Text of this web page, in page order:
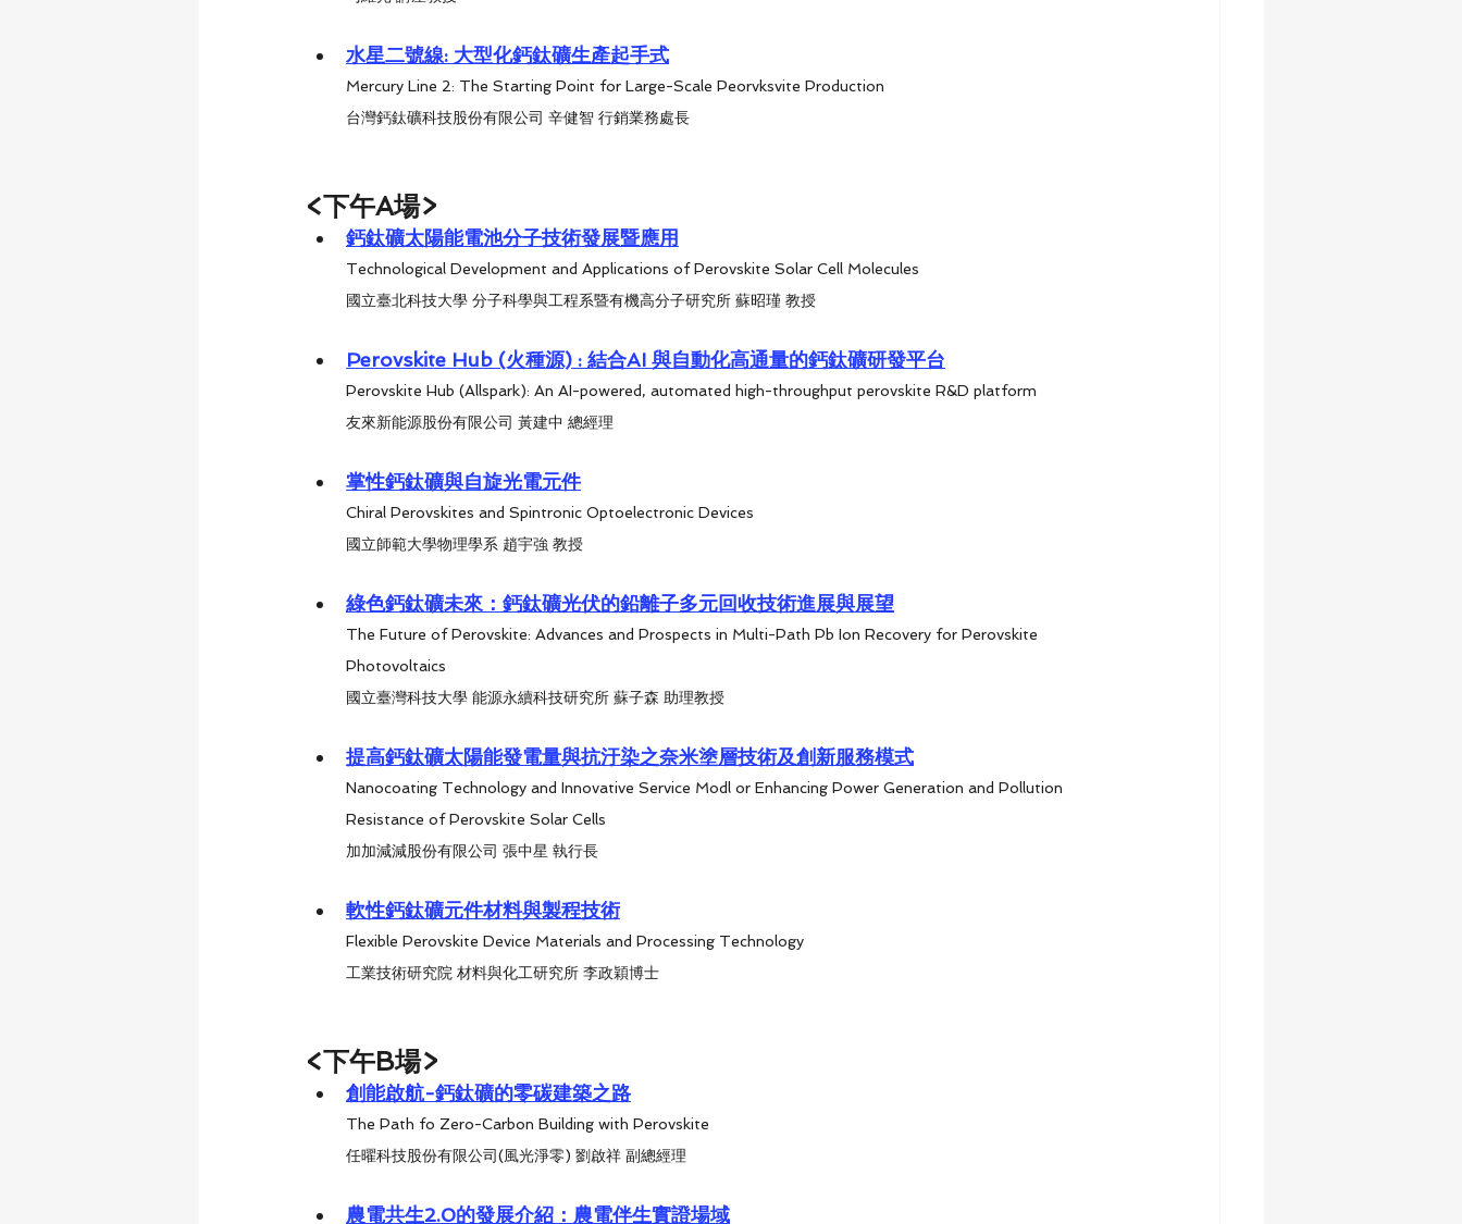
水星二號線: 大型化鈣鈦礦生產起手式
Mercury Line 2: The Starting Point for Large-Scale Peorvksvite Production
台灣鈣鈦礦科技股份有限公司 辛健智 行銷業務處長
<下午A場>
鈣鈦礦太陽能電池分子技術發展暨應用
Technological Development and Applications of Perovskite Solar Cell Molecules
國立臺北科技大學 分子科學與工程系暨有機高分子研究所 蘇昭瑾 教授
Perovskite Hub (火種源) : 結合AI 與自動化高通量的鈣鈦礦研發平台
Perovskite Hub (Allspark): An AI-powered, automated high-throughput perovskite R&D platform
友來新能源股份有限公司 黃建中 總經理
掌性鈣鈦礦與自旋光電元件
Chiral Perovskites and Spintronic Optoelectronic Devices
國立師範大學物理學系 趙宇強 教授
綠色鈣鈦礦未來：鈣鈦礦光伏的鉛離子多元回收技術進展與展望
The Future of Perovskite: Advances and Prospects in Multi-Path Pb Ion Recovery for Perovskite
Photovoltaics
國立臺灣科技大學 能源永續科技研究所 蘇子森 助理教授
提高鈣鈦礦太陽能發電量與抗汙染之奈米塗層技術及創新服務模式
Nanocoating Technology and Innovative Service Modl or Enhancing Power Generation and Pollution
Resistance of Perovskite Solar Cells
加加減減股份有限公司 張中星 執行長
軟性鈣鈦礦元件材料與製程技術
Flexible Perovskite Device Materials and Processing Technology
工業技術研究院 材料與化工研究所 李政穎博士
<下午B場>
創能啟航-鈣鈦礦的零碳建築之路
The Path fo Zero-Carbon Building with Perovskite
任曜科技股份有限公司(風光淨零) 劉啟祥 副總經理
農電共生2.0的發展介紹：農電伴生實證場域